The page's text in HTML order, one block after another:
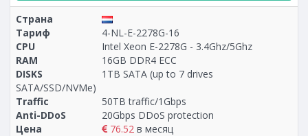
Страна
Тариф
4-NL-E-2278G-16
CPU
Intel Xeon E-2278G - 3.4Ghz/5Ghz
RAM
16GB DDR4 ECC
DISKS
1TB SATA (up to 7 drives
SATA/SSD/NVMe)
Traffic
50TB traffic/1Gbps
Anti-DDoS
20Gbps DDoS protection
Цена
76.52 в месяц